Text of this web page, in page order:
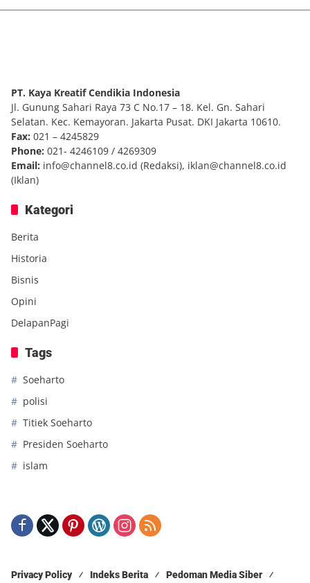
PT. Kaya Kreatif Cendikia Indonesia
Jl. Gunung Sahari Raya 73 C No.17 – 18. Kel. Gn. Sahari
Selatan. Kec. Kemayoran. Jakarta Pusat. DKI Jakarta 10610.
Fax: 021 – 4245829
Phone: 021- 4246109 / 4269309
Email: info@channel8.co.id (Redaksi), iklan@channel8.co.id
(Iklan)
Kategori
Berita
Historia
Bisnis
Opini
DelapanPagi
Tags
Soeharto
polisi
Titiek Soeharto
Presiden Soeharto
islam
Privacy Policy Indeks Berita Pedoman Media Siber